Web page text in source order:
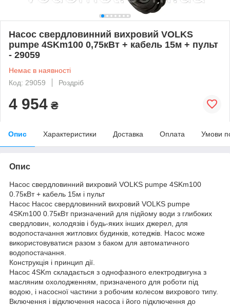
Насос свердловинний вихровий VOLKS
pumpe 4SKm100 0,75кВт + кабель 15м + пульт
- 29059
Немає в наявності
Код: 29059
Роздріб
4 954 ₴
Опис Характеристики Доставка Оплата Умови
Опис
Насос свердловинний вихровий VOLKS pumpe 4SKm100
0.75кВт + кабель 15м і пульт
Насос Насос свердловинний вихровий VOLKS pumpe
4SKm100 0.75кВт призначений для підйому води з глибоких
свердловин, колодязів і будь-яких інших джерел, для
водопостачання житлових будинків, котеджів. Насос може
використовуватися разом з баком для автоматичного
водопостачання.
Конструкція і принцип дії.
Насос 4SKm складається з однофазного електродвигуна з
масляним охолодженням, призначеного для роботи під
водою, і насосної частини з робочим колесом вихрового типу.
Включення і відключення насоса і його підключення до